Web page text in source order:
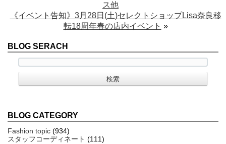
ス他
《イベント告知》3月28日(土)セレクトショップLisa奈良移
転18周年春の店内イベント »
BLOG SERACH
BLOG CATEGORY
Fashion topic (934)
スタッフコーディネート (111)